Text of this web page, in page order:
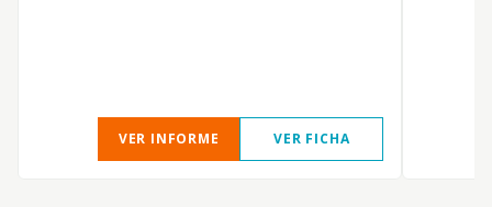
VER INFORME VER FICHA